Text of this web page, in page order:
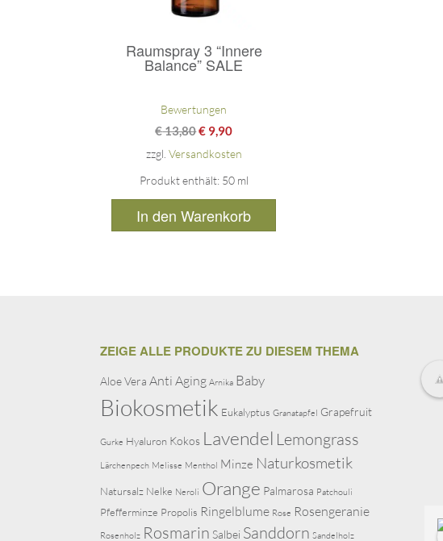
Raumspray 3 “Innere
Balance” SALE
Bewertungen
€13,80€ 9,90
zzgl. Versandkosten
Produkt enthält: 50 ml
In den Warenkorb
ZEIGE ALLE PRODUKTE ZU DIESEM THEMA
Aloe Vera Anti Aging Arnika Baby
Biokosmetik Eukalyptus Granatapfel Grapefruit
Gurke Hyaluron Kokos Lavendel Lemongrass
Lärchenpech Melisse Menthol Minze Naturkosmetik
Natursalz Nelke Neroli Orange Palmarosa Patchouli
Pfefferminze Propolis Ringelblume Rose Rosengeranie
Rosenholz Rosmarin Salbei Sanddorn Sandelholz